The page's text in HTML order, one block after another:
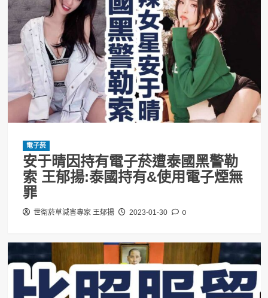
電子菸
安于晴因持有電子菸遭泰國黑警勒
索 王郁揚:泰國持有&使用電子煙無
罪
世衛菸草減害專家 王郁揚 2023-01-30 0